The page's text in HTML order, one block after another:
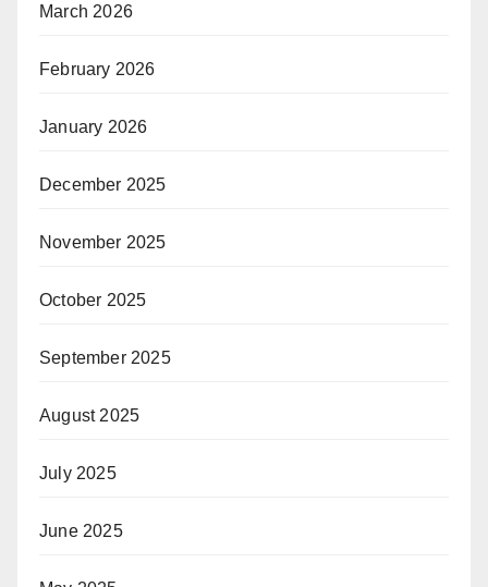
March 2026
February 2026
January 2026
December 2025
November 2025
October 2025
September 2025
August 2025
July 2025
June 2025